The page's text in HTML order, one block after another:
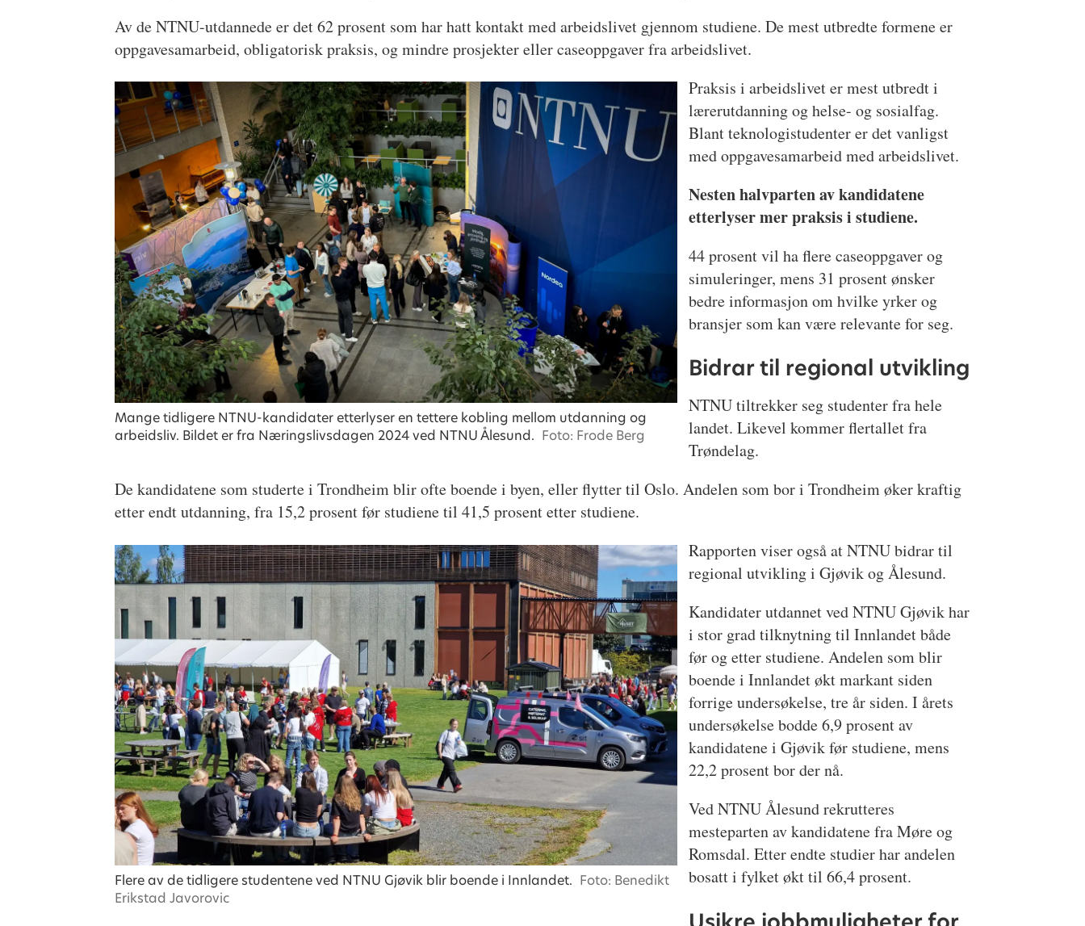
Av de NTNU-utdannede er det 62 prosent som har hatt kontakt med arbeidslivet gjennom studiene. De mest utbredte formene er
oppgavesamarbeid, obligatorisk praksis, og mindre prosjekter eller caseoppgaver fra arbeidslivet.
Mange tidligere NTNU-kandidater etterlyser en tettere kobling mellom utdanning og
arbeidsliv. Bildet er fra Næringslivsdagen 2024 ved NTNU Ålesund. Foto: Frode Berg
Praksis i arbeidslivet er mest utbredt i
lærerutdanning og helse- og sosialfag.
Blant teknologistudenter er det vanligst
med oppgavesamarbeid med arbeidslivet.
Nesten halvparten av kandidatene
etterlyser mer praksis i studiene.
44 prosent vil ha flere caseoppgaver og
simuleringer, mens 31 prosent ønsker
bedre informasjon om hvilke yrker og
bransjer som kan være relevante for seg.
Bidrar til regional utvikling
NTNU tiltrekker seg studenter fra hele
landet. Likevel kommer flertallet fra
Trøndelag.
De kandidatene som studerte i Trondheim blir ofte boende i byen, eller flytter til Oslo. Andelen som bor i Trondheim øker kraftig
etter endt utdanning, fra 15,2 prosent før studiene til 41,5 prosent etter studiene.
Flere av de tidligere studentene ved NTNU Gjøvik blir boende i Innlandet. Foto: Benedikt
Erikstad Javorovic
Rapporten viser også at NTNU bidrar til
regional utvikling i Gjøvik og Ålesund.
Kandidater utdannet ved NTNU Gjøvik har
i stor grad tilknytning til Innlandet både
før og etter studiene. Andelen som blir
boende i Innlandet økt markant siden
forrige undersøkelse, tre år siden. I årets
undersøkelse bodde 6,9 prosent av
kandidatene i Gjøvik før studiene, mens
22,2 prosent bor der nå.
Ved NTNU Ålesund rekrutteres
mesteparten av kandidatene fra Møre og
Romsdal. Etter endte studier har andelen
bosatt i fylket økt til 66,4 prosent.